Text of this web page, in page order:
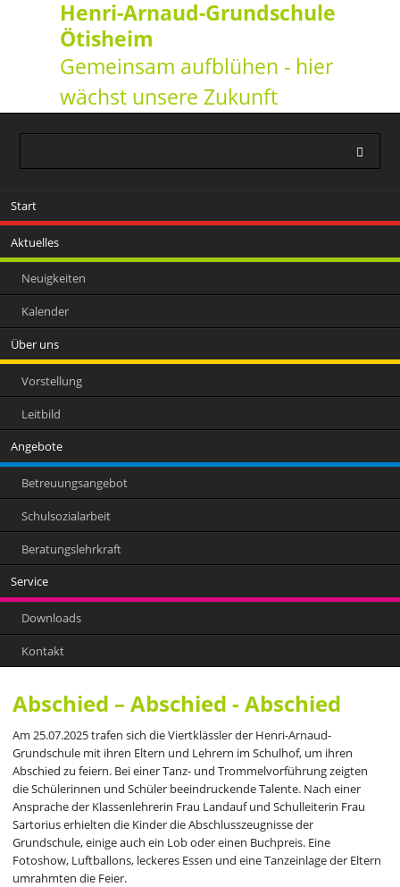
Henri-Arnaud-Grundschule
Ötisheim
Gemeinsam aufblühen - hier
wächst unsere Zukunft
überspringen
Start
Aktuelles
Neuigkeiten
Kalender
Über uns
Vorstellung
Leitbild
Angebote
Betreuungsangebot
Schulsozialarbeit
Beratungslehrkraft
Service
Downloads
Kontakt
Abschied – Abschied - Abschied
Am 25.07.2025 trafen sich die Viertklässler der Henri-Arnaud-
Grundschule mit ihren Eltern und Lehrern im Schulhof, um ihren
Abschied zu feiern. Bei einer Tanz- und Trommelvorführung zeigten
die Schülerinnen und Schüler beeindruckende Talente. Nach einer
Ansprache der Klassenlehrerin Frau Landauf und Schulleiterin Frau
Sartorius erhielten die Kinder die Abschlusszeugnisse der
Grundschule, einige auch ein Lob oder einen Buchpreis. Eine
Fotoshow, Luftballons, leckeres Essen und eine Tanzeinlage der Eltern
umrahmten die Feier.